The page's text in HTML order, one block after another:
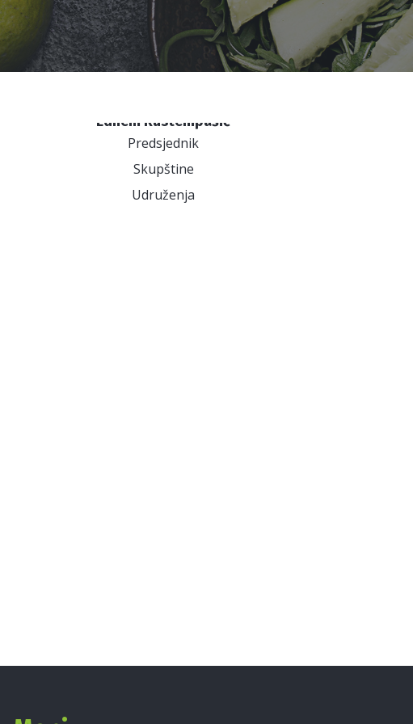
Meso / Riba / Jaja
Masti i ulja
Dijetoterapija
Dijetetika
Edhem Rustempašić
Predsjednik
Skupštine
Udruženja